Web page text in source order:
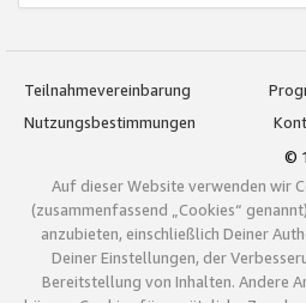
Teilnahmevereinbarung
Nutzungsbestimmungen
©
Auf dieser Website verwenden wir
(zusammenfassend „Cookies“
anzubieten, einschließlich Deiner
Deiner Einstellungen, der
Bereitstellung von Inhalten. Andere